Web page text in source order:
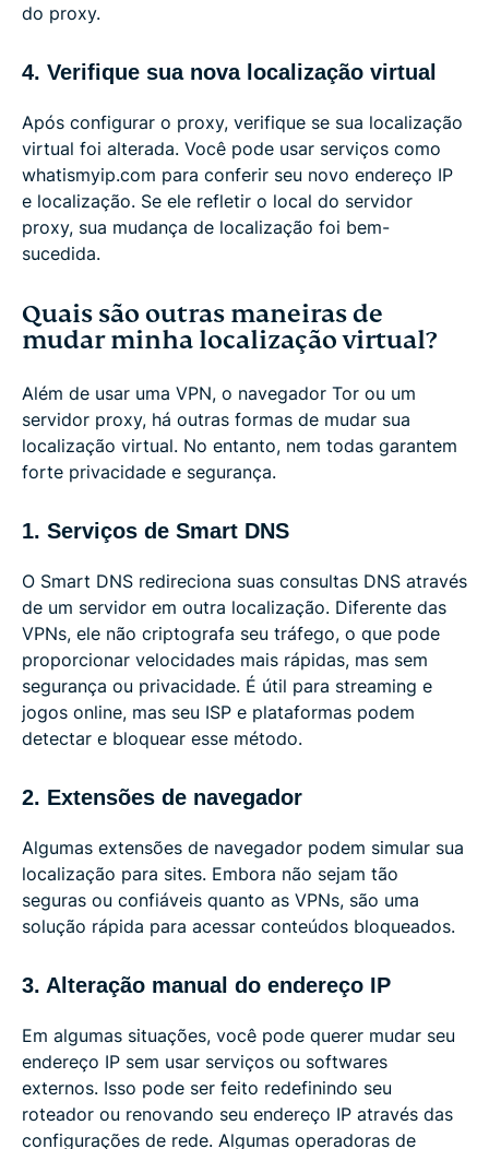
do proxy.
4. Verifique sua nova localização virtual
Após configurar o proxy, verifique se sua localização
virtual foi alterada. Você pode usar serviços como
whatismyip.com para conferir seu novo endereço IP
e localização. Se ele refletir o local do servidor
proxy, sua mudança de localização foi bem-
sucedida.
Quais são outras maneiras de
mudar minha localização virtual?
Além de usar uma VPN, o navegador Tor ou um
servidor proxy, há outras formas de mudar sua
localização virtual. No entanto, nem todas garantem
forte privacidade e segurança.
1. Serviços de Smart DNS
O Smart DNS redireciona suas consultas DNS através
de um servidor em outra localização. Diferente das
VPNs, ele não criptografa seu tráfego, o que pode
proporcionar velocidades mais rápidas, mas sem
segurança ou privacidade. É útil para streaming e
jogos online, mas seu ISP e plataformas podem
detectar e bloquear esse método.
2. Extensões de navegador
Algumas extensões de navegador podem simular sua
localização para sites. Embora não sejam tão
seguras ou confiáveis quanto as VPNs, são uma
solução rápida para acessar conteúdos bloqueados.
3. Alteração manual do endereço IP
Em algumas situações, você pode querer mudar seu
endereço IP sem usar serviços ou softwares
externos. Isso pode ser feito redefinindo seu
roteador ou renovando seu endereço IP através das
configurações de rede. Algumas operadoras de